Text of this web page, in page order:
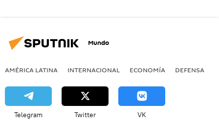
Mundo
AMÉRICA LATINA INTERNACIONAL ECONOMÍA DEFENSA
Telegram Twitter VK